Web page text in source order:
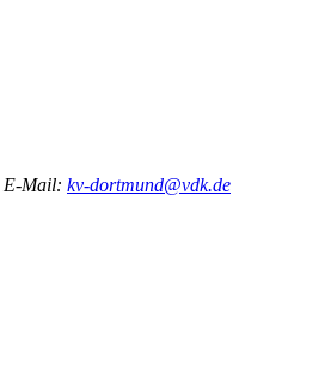
E-Mail: kv-dortmund@vdk.de